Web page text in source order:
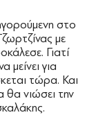
στο
με
Γιατί
μείνει για
τώρα. Και
θα νιώσει την